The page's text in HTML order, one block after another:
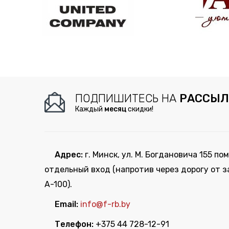
ПОДПИШИТЕСЬ НА
Каждый месяцскидки!
Адрес: г. Минск, ул. М. Богдановича 155
отдельный вход (напротив через дорогу от
А-100).
Email: info@f-rb.by
Телефон: +375 44 728-12-91